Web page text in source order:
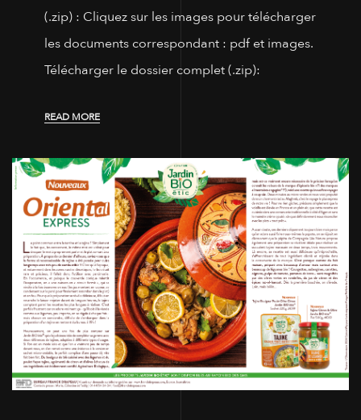
(.zip) : Cliquez sur les images pour télécharger
les documents correspondant : pdf et images.
Télécharger le dossier complet (.zip):
READ MORE